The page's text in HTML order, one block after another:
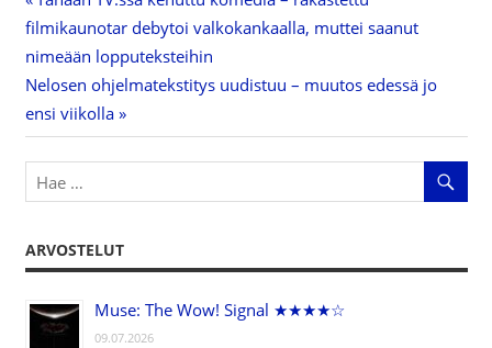
Artikkelien
selaus
Post:
filmikaunotar debytoi valkokankaalla, muttei saanut
nimeään lopputeksteihin
Next
Post:
Nelosen ohjelmatekstitys uudistuu – muutos edessä jo
ensi viikolla
ARVOSTELUT
Muse: The Wow! Signal ★★★★☆
09.07.2026